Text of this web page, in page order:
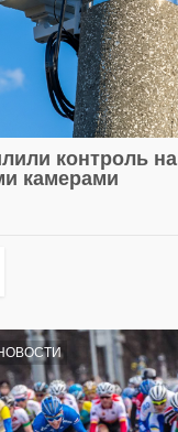
контроль на
камерами